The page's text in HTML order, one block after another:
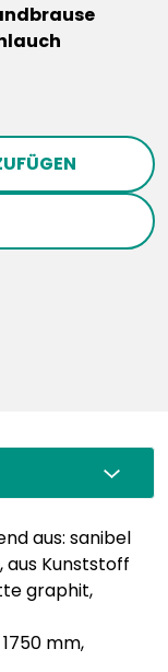
aus: sanibel
aus Kunststoff
graphit,
mm,